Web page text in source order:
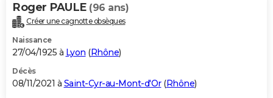
Roger PAULE (96 ans)
Créer une cagnotte obsèques
Naissance
27/04/1925 à Lyon (Rhône)
Décès
08/11/2021 à Saint-Cyr-au-Mont-d'Or(Rhône)